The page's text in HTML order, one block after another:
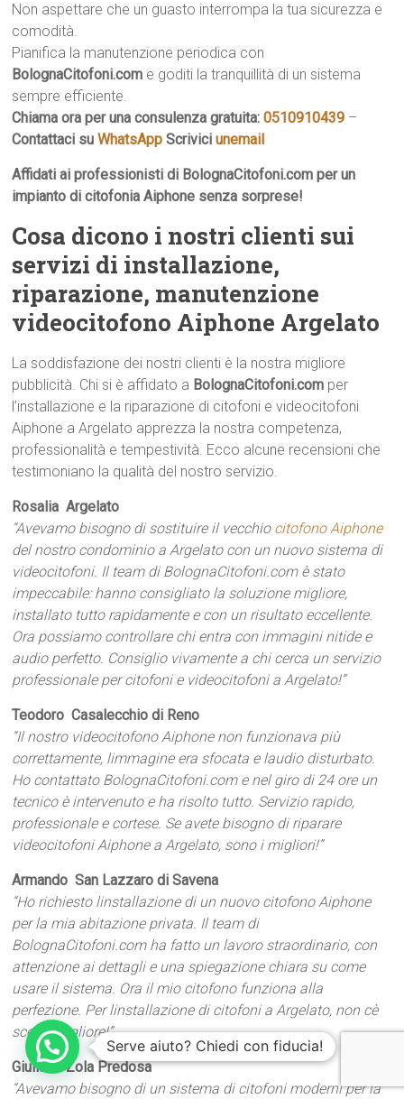
Non aspettare che un guasto interrompa la tua sicurezza e
comodità.
Pianifica la manutenzione periodica con
BolognaCitofoni.com e goditi la tranquillità di un sistema
sempre efficiente.
Chiama ora per una consulenza gratuita:0510910439 –
Contattaci suWhatsApp Scriviciunemail
Affidati ai professionisti di BolognaCitofoni.com per un
impianto di citofonia Aiphone senza sorprese!
Cosa dicono i nostri clienti sui
servizi di installazione,
riparazione, manutenzione
videocitofono Aiphone Argelato
La soddisfazione dei nostri clienti è la nostra migliore
pubblicità. Chi si è affidato a BolognaCitofoni.com per
l’installazione e la riparazione di citofoni e videocitofoni
Aiphone a Argelato apprezza la nostra competenza,
professionalità e tempestività. Ecco alcune recensioni che
testimoniano la qualità del nostro servizio.
Rosalia  Argelato
“Avevamo bisogno di sostituire il vecchio citofono Aiphone
del nostro condominio a Argelato con un nuovo sistema di
videocitofoni. Il team di BolognaCitofoni.com è stato
impeccabile: hanno consigliato la soluzione migliore,
installato tutto rapidamente e con un risultato eccellente.
Ora possiamo controllare chi entra con immagini nitide e
audio perfetto. Consiglio vivamente a chi cerca un servizio
professionale per citofoni e videocitofoni a Argelato!”
Teodoro  Casalecchio di Reno
“Il nostro videocitofono Aiphone non funzionava più
correttamente, limmagine era sfocata e laudio disturbato.
Ho contattato BolognaCitofoni.com e nel giro di 24 ore un
tecnico è intervenuto e ha risolto tutto. Servizio rapido,
professionale e cortese. Se avete bisogno di riparare
videocitofoni Aiphone a Argelato, sono i migliori!”
Armando  San Lazzaro di Savena
“Ho richiesto linstallazione di un nuovo citofono Aiphone
per la mia abitazione privata. Il team di
BolognaCitofoni.com ha fatto un lavoro straordinario, con
attenzione ai dettagli e una spiegazione chiara su come
usare il sistema. Ora il mio citofono funziona alla
perfezione. Per linstallazione di citofoni a Argelato, non cè
scelta migliore!”
Giulia T.  Zola Predosa
“Avevamo bisogno di un sistema di citofoni moderni per la
Serve aiuto? Chiedi con fiducia!